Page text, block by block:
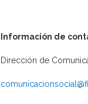
Información de
Dirección de